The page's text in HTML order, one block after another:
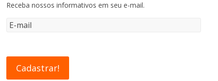
Receba nossos informativos em seu e-mail.